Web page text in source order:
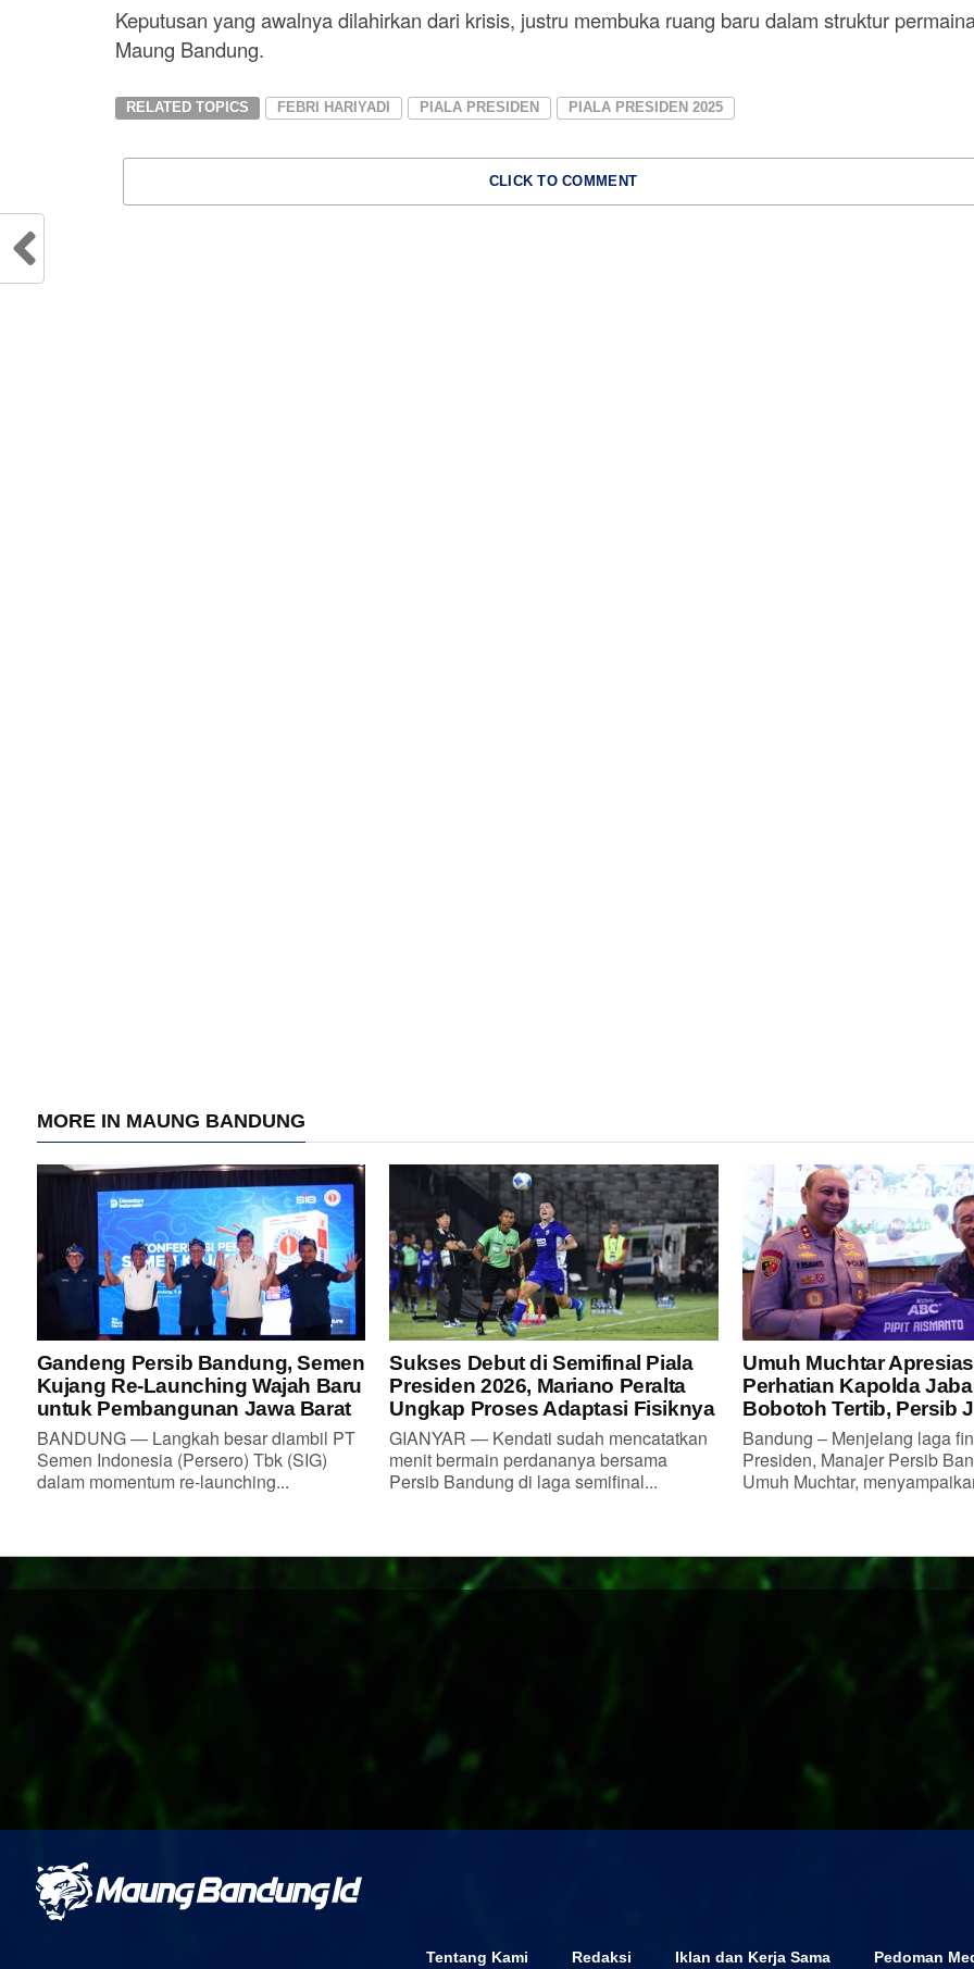
Keputusan yang awalnya dilahirkan dari krisis, justru membuka ruang baru dalam struktur
Maung Bandung.
RELATED TOPICS FEBRI HARIYADI PIALA PRESIDEN PIALA PRESIDEN 2025
CLICK TO COMMENT
MORE IN MAUNG BANDUNG
Gandeng Persib Bandung, Semen
Kujang Re-Launching Wajah Baru
untuk Pembangunan Jawa Barat
BANDUNG — Langkah besar diambil PT
Semen Indonesia (Persero) Tbk (SIG)
dalam momentum re-launching...
Sukses Debut di Semifinal Piala
Presiden 2026, Mariano Peralta
Ungkap Proses Adaptasi Fisiknya
GIANYAR — Kendati sudah mencatatkan
menit bermain perdananya bersama
Persib Bandung di laga semifinal...
Umuh Muchtar
Perhatian Kapolda
Bobotoh Tertib, Persib
Bandung – Menjelang laga
Presiden, Manajer Persib
Umuh Muchtar,
Tentang Kami Redaksi Iklan dan Kerja Sama Pedoman